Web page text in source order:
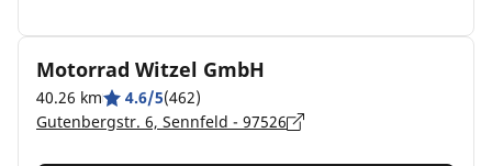
Motorrad Witzel GmbH
40.26 km 4.6/5(462)
Gutenbergstr. 6, Sennfeld - 97526